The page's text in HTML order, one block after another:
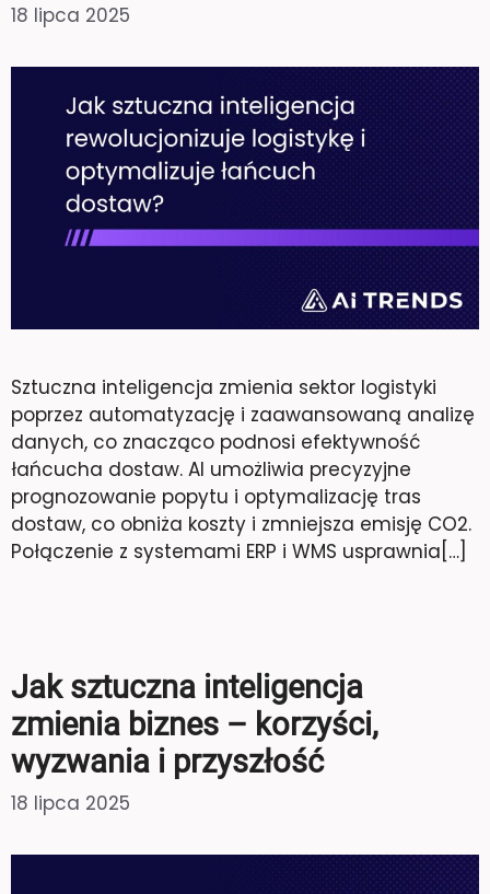
18 lipca 2025
Sztuczna inteligencja zmienia sektor logistyki
poprzez automatyzację i zaawansowaną analizę
danych, co znacząco podnosi efektywność
łańcucha dostaw. AI umożliwia precyzyjne
prognozowanie popytu i optymalizację tras
dostaw, co obniża koszty i zmniejsza emisję CO2.
Połączenie z systemami ERP i WMS usprawnia[…]
Jak sztuczna inteligencja
zmienia biznes – korzyści,
wyzwania i przyszłość
18 lipca 2025